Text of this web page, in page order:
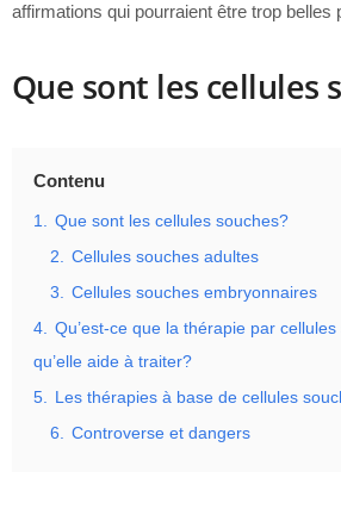
affirmations qui pourraient être trop belles
Que sont les cellules
Contenu
1. Que sont les cellules souches?
2. Cellules souches adultes
3. Cellules souches embryonnaires
4. Qu’est-ce que la thérapie par
qu’elle aide à traiter?
5. Les thérapies à base de cellules
6. Controverse et dangers